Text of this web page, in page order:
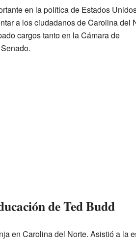
en la política de Estados
a los ciudadanos de Carolina del
cargos tanto en la Cámara de
de Ted Budd
en Carolina del Norte. Asistió a la